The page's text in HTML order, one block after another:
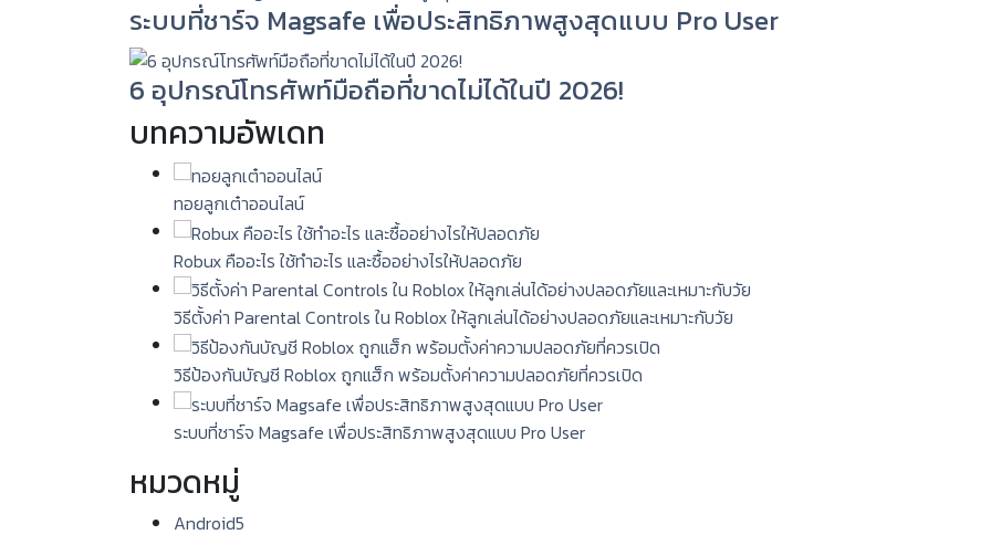
ระบบที่ชาร์จ Magsafe เพื่อประสิทธิภาพสูงสุดแบบ Pro User
6 อุปกรณ์โทรศัพท์มือถือที่ขาดไม่ได้ในปี 2026!
บทความอัพเดท
ทอยลูกเต๋าออนไลน์
Robux คืออะไร ใช้ทำอะไร และซื้ออย่างไรให้ปลอดภัย
วิธีตั้งค่า Parental Controls ใน Roblox ให้ลูกเล่นได้อย่างปลอดภัยและเหมาะกับวัย
วิธีป้องกันบัญชี Roblox ถูกแฮ็ก พร้อมตั้งค่าความปลอดภัยที่ควรเปิด
ระบบที่ชาร์จ Magsafe เพื่อประสิทธิภาพสูงสุดแบบ Pro User
หมวดหมู่
Android5